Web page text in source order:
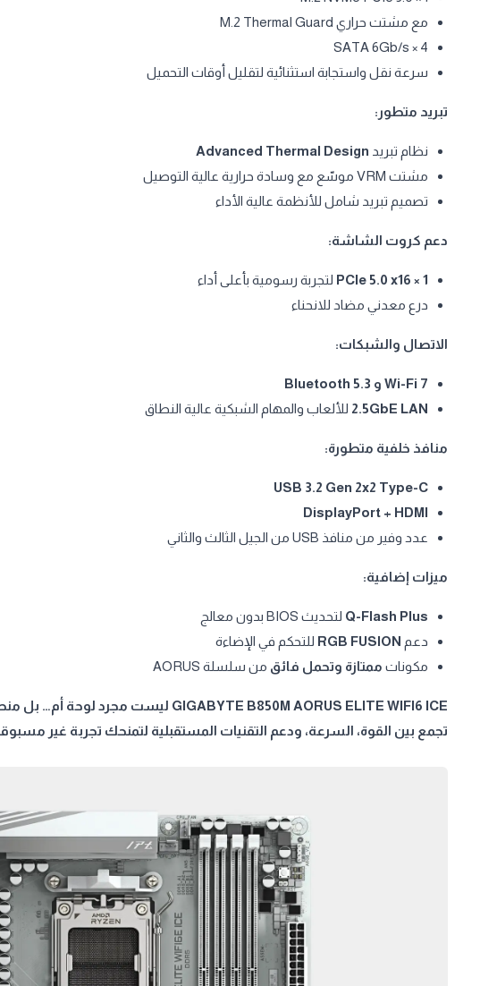
مع مشتت حراري M.2 Thermal Guard
4 × SATA 6Gb/s
سرعة نقل واستجابة استثنائية لتقليل أوقات التحميل
تبريد متطور:
نظام تبريد Advanced Thermal Design
مشتت VRM موسّع مع وسادة حرارية عالية التوصيل
تصميم تبريد شامل للأنظمة عالية الأداء
دعم كروت الشاشة:
1 × PCIe 5.0 x16
لتجربة رسومية بأعلى أداء
درع معدني مضاد للانحناء
الاتصال والشبكات:
Wi-Fi 7 و Bluetooth 5.3
2.5GbE LAN للألعاب والمهام الشبكية عالية النطاق
منافذ خلفية متطورة:
USB 3.2 Gen 2x2 Type-C
DisplayPort + HDMI
عدد وفير من منافذ USB من الجيل الثالث والثاني
ميزات إضافية:
Q-Flash Plus لتحديث BIOS بدون معالج
دعم RGB FUSION للتحكم في الإضاءة
مكونات ممتازة وتحمل فائق من سلسلة AORUS
GIGABYTE B850M AORUS ELITE WIFI6 ICE
تجمع بين القوة، السرعة، ودعم التقنيات المستقبلية لتمنحك تجربة غير